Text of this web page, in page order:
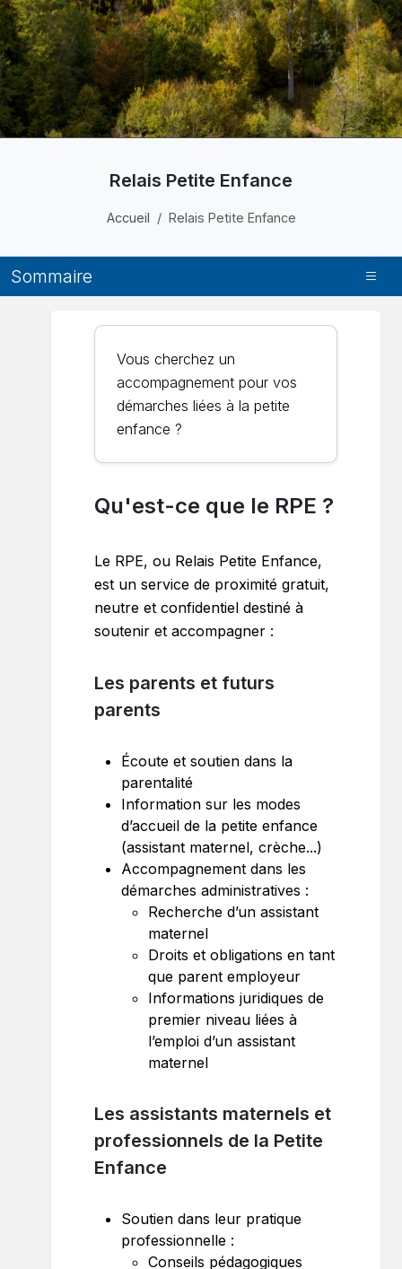
Relais Petite Enfance
Accueil Relais Petite Enfance
Sommaire
Vous cherchez un
accompagnement pour vos
démarches liées à la petite
enfance ?
Qu'est-ce que le RPE ?
Le RPE, ou Relais Petite Enfance,
est un service de proximité gratuit,
neutre et confidentiel destiné à
soutenir et accompagner :
Les parents et futurs
parents
Écoute et soutien dans la
parentalité
Information sur les modes
d’accueil de la petite enfance
(assistant maternel, crèche...)
Accompagnement dans les
démarches administratives :
Recherche d’un assistant
maternel
Droits et obligations en tant
que parent employeur
Informations juridiques de
premier niveau liées à
l’emploi d’un assistant
maternel
Les assistants maternels et
professionnels de la Petite
Enfance
Soutien dans leur pratique
professionnelle :
Conseils pédagogiques